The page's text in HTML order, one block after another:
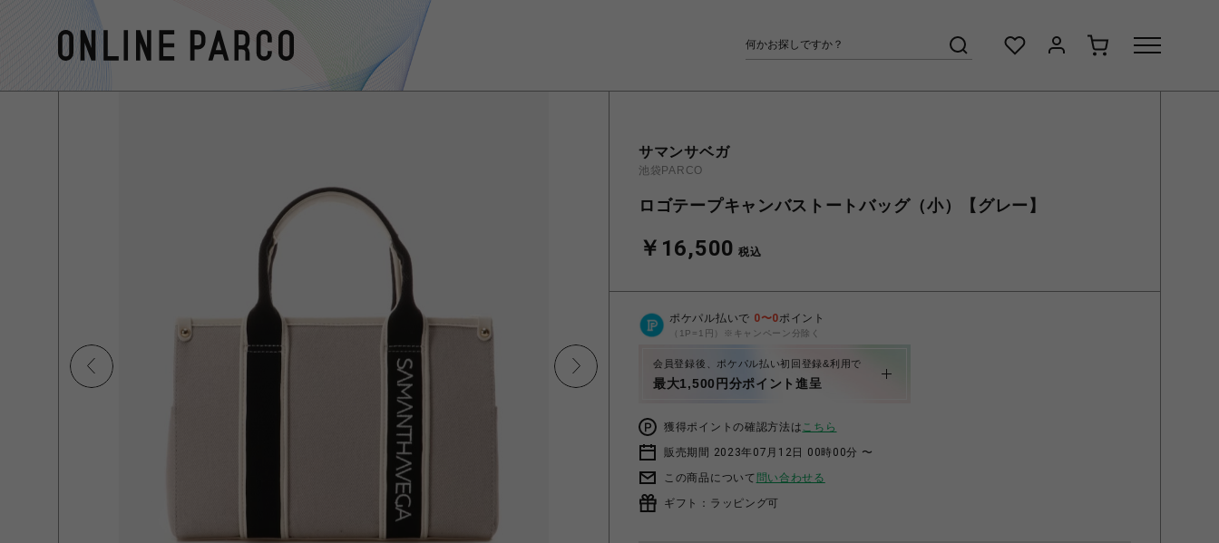
サマンサベガ
池袋PARCO
ロゴテープキャンバストートバッグ（小）【グレー】
￥16,500 税込
ポケパル払いで 0〜0ポイント
（1P=1円）※キャンペーン分除く
会員登録後、ポケパル払い初回登録&利用で
最大1,500円分ポイント進呈
獲得ポイントの確認方法はこちら
販売期間 2023年07月12日 00時00分 〜
この商品について 問い合わせる
ギフト：ラッピング可